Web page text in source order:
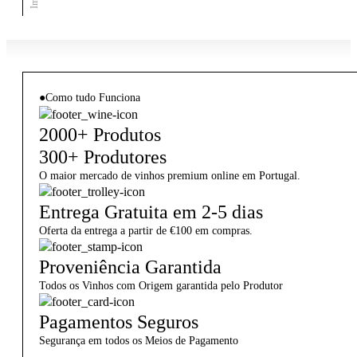
●Como tudo Funciona
2000+ Produtos
300+ Produtores
O maior mercado de vinhos premium online em Portugal.
Entrega Gratuita em 2-5 dias
Oferta da entrega a partir de €100 em compras.
Proveniência Garantida
Todos os Vinhos com Origem garantida pelo Produtor
Pagamentos Seguros
Segurança em todos os Meios de Pagamento